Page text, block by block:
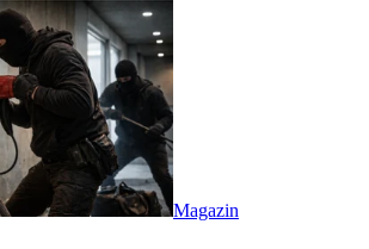
Magazin